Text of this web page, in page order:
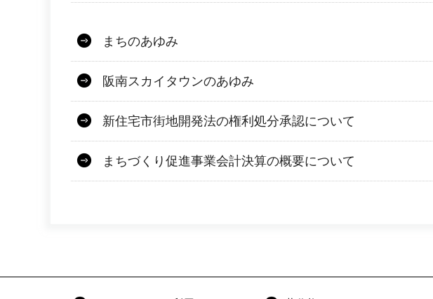
まちのあゆみ
阪南スカイタウンのあゆみ
新住宅市街地開発法の権利処分承認について
まちづくり促進事業会計決算の概要について